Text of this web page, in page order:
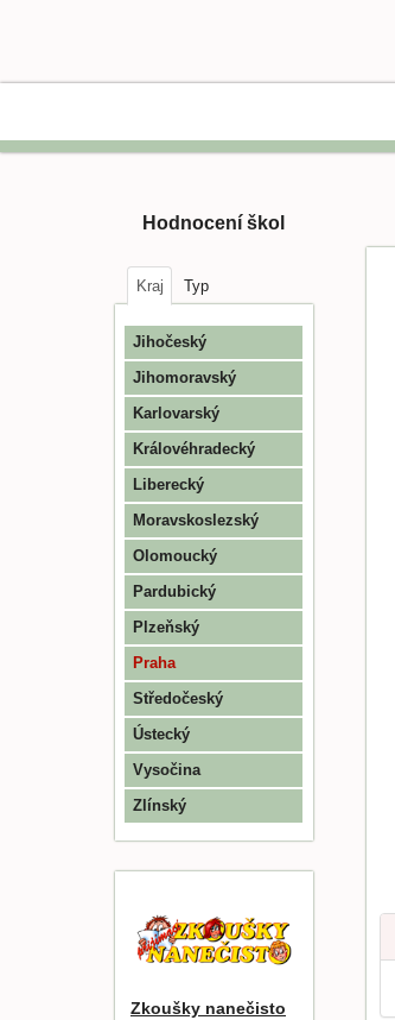
Hodnocení škol
Kraj Typ
Jihočeský
Jihomoravský
Karlovarský
Královéhradecký
Liberecký
Moravskoslezský
Olomoucký
Pardubický
Plzeňský
Praha
Středočeský
Ústecký
Vysočina
Zlínský
Zkoušky nanečisto